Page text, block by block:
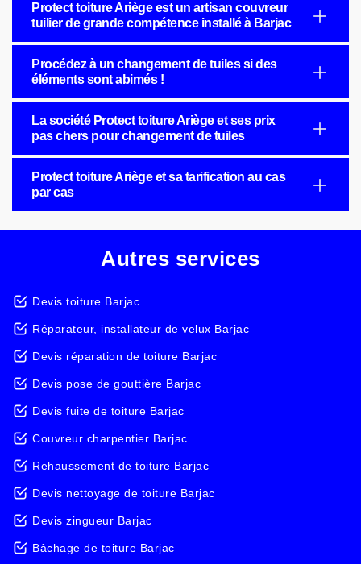
Protect toiture Ariège est un artisan couvreur
tuilier de grande compétence installé à Barjac
Procédez à un changement de tuiles si des
éléments sont abimés !
La société Protect toiture Ariège et ses prix
pas chers pour changement de tuiles
Protect toiture Ariège et sa tarification au cas
par cas
Autres services
Devis toiture Barjac
Réparateur, installateur de velux Barjac
Devis réparation de toiture Barjac
Devis pose de gouttière Barjac
Devis fuite de toiture Barjac
Couvreur charpentier Barjac
Rehaussement de toiture Barjac
Devis nettoyage de toiture Barjac
Devis zingueur Barjac
Bâchage de toiture Barjac